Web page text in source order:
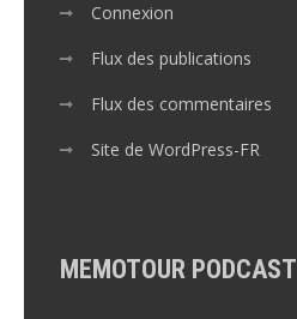
Connexion
Flux des publications
Flux des commentaires
Site de WordPress-FR
MEMOTOUR PODCAST